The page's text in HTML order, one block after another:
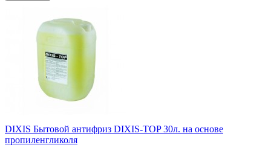
DIXIS Бытовой антифриз DIXIS-TOP 30л. на основе
пропиленгликоля